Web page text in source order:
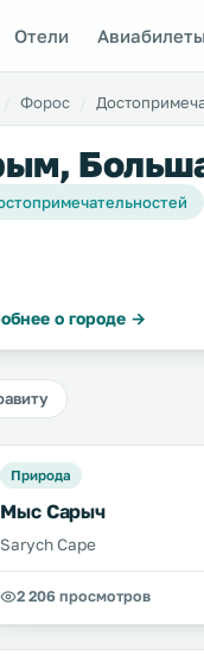
Отели Авиабилеты
Форос
о городе →
Природа
Мыс Сарыч
Sarych Cape
2 206 просмотров